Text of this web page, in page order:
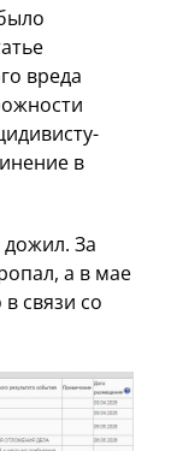
вреда
в
За
а в мае
связи со